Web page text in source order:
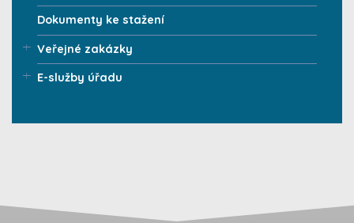
Dokumenty ke stažení
Veřejné zakázky
E-služby úřadu